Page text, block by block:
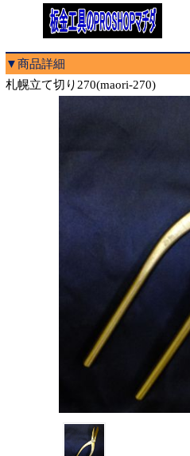
▼商品詳細
札幌立て切り270(maori-270)